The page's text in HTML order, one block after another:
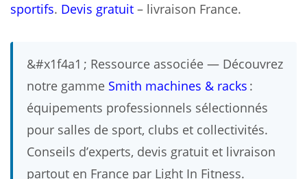
sportifs. Devis gratuit – livraison France.
&#x1f4a1 ; Ressource associée — Découvrez
notre gamme Smith machines & racks :
équipements professionnels sélectionnés
pour salles de sport, clubs et collectivités.
Conseils d’experts, devis gratuit et livraison
partout en France par Light In Fitness.